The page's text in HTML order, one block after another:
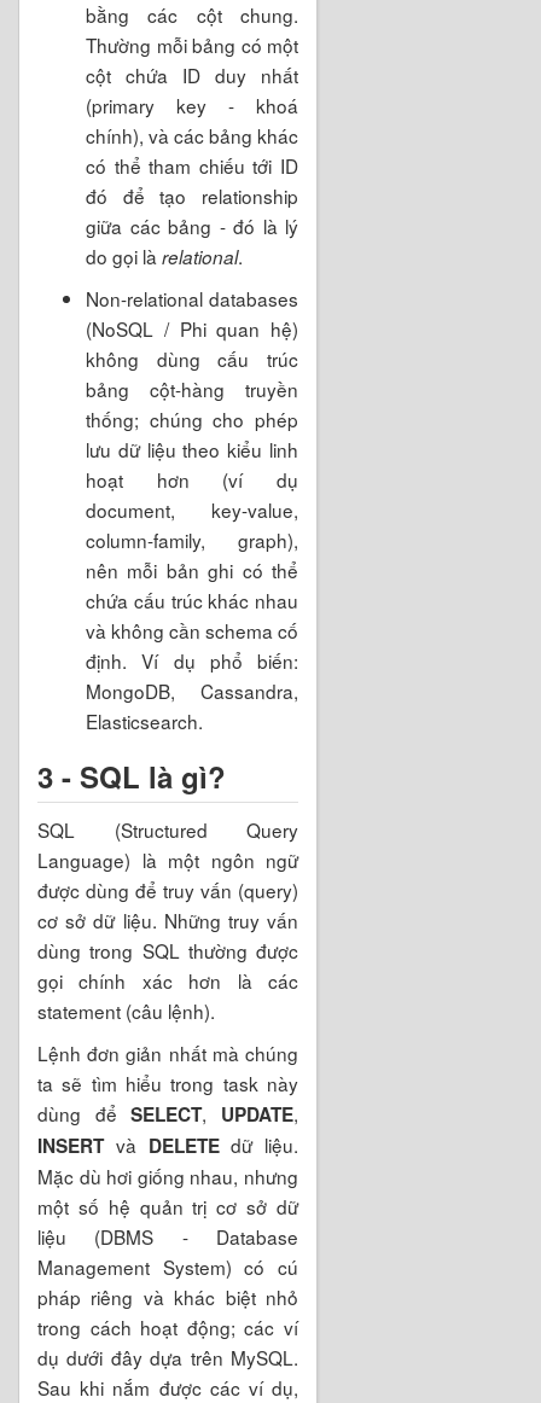
bằng các cột chung.
Thường mỗi bảng có một
cột chứa ID duy nhất
(primary key - khoá
chính), và các bảng khác
có thể tham chiếu tới ID
đó để tạo relationship
giữa các bảng - đó là lý
do gọi làrelational.
Non-relational databases
(NoSQL / Phi quan hệ)
không dùng cấu trúc
bảng cột-hàng truyền
thống; chúng cho phép
lưu dữ liệu theo kiểu linh
hoạt hơn (ví dụ
document, key-value,
column-family, graph),
nên mỗi bản ghi có thể
chứa cấu trúc khác nhau
và không cần schema cố
định. Ví dụ phổ biến:
MongoDB, Cassandra,
Elasticsearch.
3 - SQL là gì?
SQL (Structured Query
Language) là một ngôn ngữ
được dùng để truy vấn (query)
cơ sở dữ liệu. Những truy vấn
dùng trong SQL thường được
gọi chính xác hơn là các
statement (câu lệnh).
Lệnh đơn giản nhất mà chúng
ta sẽ tìm hiểu trong task này
dùng đểSELECT, UPDATE,
INSERTvà DELETEdữ liệu.
Mặc dù hơi giống nhau, nhưng
một số hệ quản trị cơ sở dữ
liệu (DBMS - Database
Management System) có cú
pháp riêng và khác biệt nhỏ
trong cách hoạt động; các ví
dụ dưới đây dựa trên MySQL.
Sau khi nắm được các ví dụ,